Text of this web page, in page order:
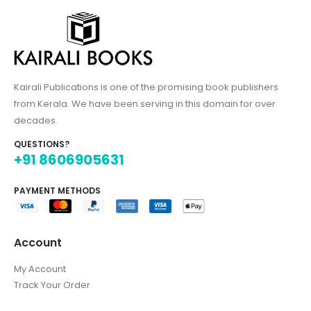
Kairali Publications is one of the promising book publishers
from Kerala. We have been serving in this domain for over
decades.
QUESTIONS?
+91 8606905631
PAYMENT METHODS
Account
My Account
Track Your Order